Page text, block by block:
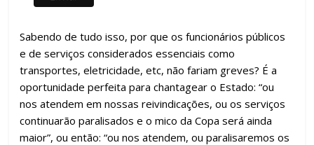
Sabendo de tudo isso, por que os funcionários públicos
e de serviços considerados essenciais como
transportes, eletricidade, etc, não fariam greves? É a
oportunidade perfeita para chantagear o Estado: “ou
nos atendem em nossas reivindicações, ou os serviços
continuarão paralisados e o mico da Copa será ainda
maior”, ou então: “ou nos atendem, ou paralisaremos os